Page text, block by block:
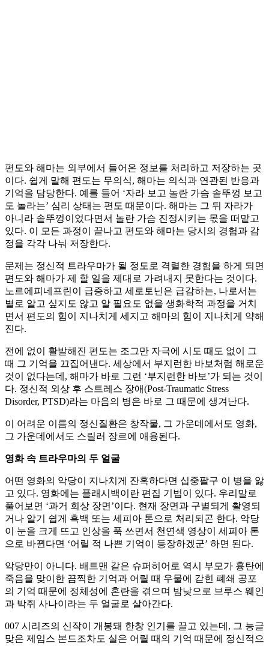
편도와 해마는 외부에서 들어온 정보를 처리하고 저장하는 곳
이다. 쉽게 말해 편도는 무의식, 해마는 의식과 연관된 반응과
기억을 담당한다. 예를 들어 ‘자라 보고 놀란 가슴 솥뚜껑 보고
도 놀라는’ 심리 상태는 편도 때문이다. 해마는 그 뒤 자라가
아니라 솥뚜껑이었다면서 놀란 가슴 진정시키는 몫을 떠맡고
있다. 이 모든 과정이 끝나고 편도와 해마는 당시의 경험과 감
정을 각각 나눠 저장한다.
문제는 정신적 트라우마가 될 정도로 격렬한 경험을 하게 되면
편도와 해마가 제 할 일을 제대로 가려내지 못한다는 것이다.
노르에피네프린이 급증하고 세로토닌은 급감하는, 나로서는
별로 알고 싶지도 않고 알 필요도 없을 생화학적 과정을 거치
면서 편도의 힘이 지나치게 세지고 해마의 힘이 지나치게 약해
진다.
전에 없이 활발해진 편도는 조그만 자극에 시도 때도 없이 그
때 그 기억을 끄집어낸다. 세상에서 부지런한 바보처럼 해로운
것이 없다는데, 해마가 바로 그런 ‘부지런한 바보’가 되는 것이
다. 정신적 외상 후 스트레스 장애(Post-Traumatic Stress
Disorder, PTSD)라는 마음의 병은 바로 그 때문에 생겨난다.
이 어려운 이름의 정신질환은 창작물, 그 가운데에서도 영화,
그 가운데에서도 스릴러 장르에 애용된다.
영화 속 트라우마의 두 얼굴
어떤 영화의 악당이 지나치게 잔혹하다면 십중팔구 이 병을 앓
고 있다. 영화에는 플래시백이란 편집 기법이 있다. 우리말로
풀어보면 ‘과거 회상 장면’이다. 현재 장면과 구별되게 촬영되
거나 알기 쉽게 흑백 또는 세피아 톤으로 처리되곤 한다. 악당
이 눈을 크게 뜨고 인상을 푹 쓰면서 천연색 영상이 세피아 톤
으로 바뀐다면 ‘어릴 적 나쁜 기억이 등장하겠군’ 하면 된다.
악당만이 아니다. 배트맨 같은 슈퍼히어로 역시 부모가 흉탄에
죽음을 맞이한 끔찍한 기억과 어릴 때 우물에 갇힌 폐쇄 공포
의 기억 때문에 정체성에 혼란을 겪으며 밤낮으로 브루스 웨인
과 박쥐 사나이라는 두 얼굴로 살아간다.
007 시리즈의 신작이 개봉돼 한창 인기를 끌고 있는데, 그 능글
맞은 제임스 본드조차도 실은 어릴 때의 기억 때문에 정신적으